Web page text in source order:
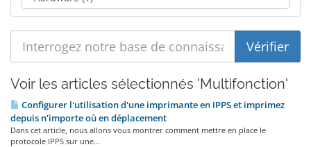
Voir les articles sélectionnés 'Multifonction'
Configurer l'utilisation d'une imprimante en IPPS et imprimez
depuis n'importe où en déplacement
Dans cet article, nous allons vous montrer comment mettre en place le
protocole IPPS sur une...